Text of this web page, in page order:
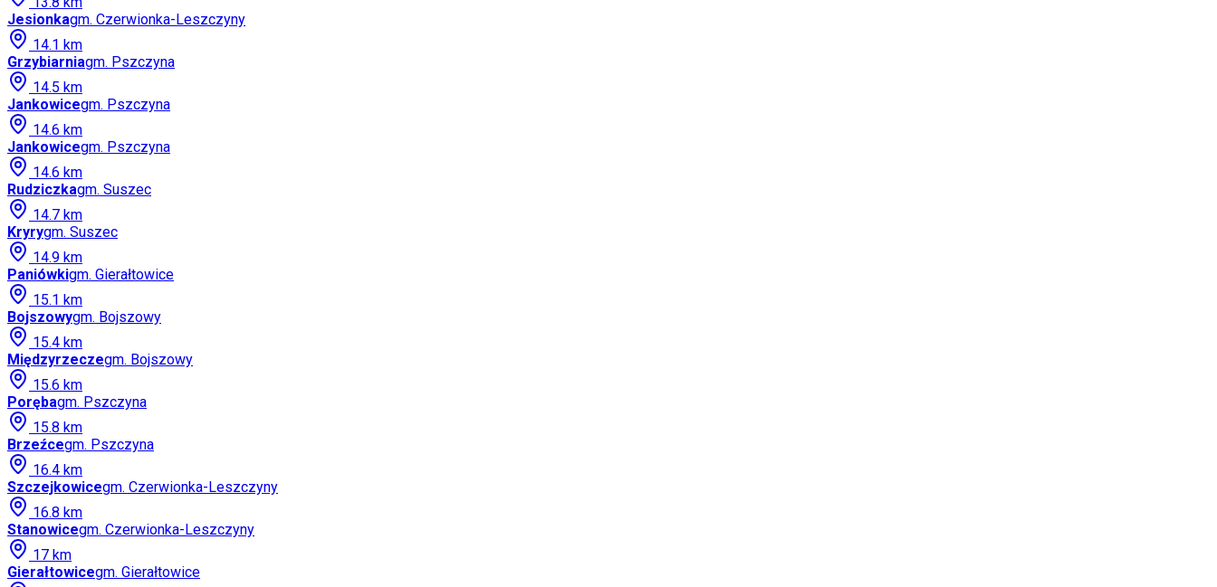
Jesionkagm. Czerwionka-Leszczyny
14.1 km
Grzybiarniagm. Pszczyna
14.5 km
Jankowicegm. Pszczyna
14.6 km
Jankowicegm. Pszczyna
14.6 km
Rudziczkagm. Suszec
14.7 km
Kryrygm. Suszec
14.9 km
Paniówkigm. Gierałtowice
15.1 km
Bojszowygm. Bojszowy
15.4 km
Międzyrzeczegm. Bojszowy
15.6 km
Porębagm. Pszczyna
15.8 km
Brzeźcegm. Pszczyna
16.4 km
Szczejkowicegm. Czerwionka-Leszczyny
16.8 km
Stanowicegm. Czerwionka-Leszczyny
17 km
Gierałtowicegm. Gierałtowice